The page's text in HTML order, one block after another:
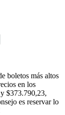
boletos más altos
en los
$373.790,23,
es reservar lo